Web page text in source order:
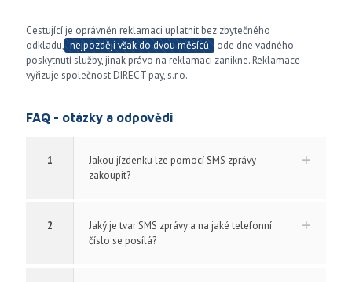
Cestující je oprávněn reklamaci uplatnit bez zbytečného
odkladu, nejpozději však do dvou měsíců
ode dne vadného
poskytnutí služby, jinak právo na reklamaci zanikne. Reklamace
vyřizuje společnost DIRECT pay, s.r.o.
FAQ - otázky a odpovědi
1
Jakou jízdenku lze pomocí SMS zprávy
zakoupit?
2
Jaký je tvar SMS zprávy a na jaké telefonní
číslo se posílá?